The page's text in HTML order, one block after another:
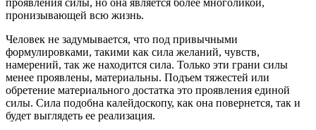
проявления силы, но она является более многоликой,
пронизывающей всю жизнь.
Человек не задумывается, что под привычными
формулировками, такими как сила желаний, чувств,
намерений, так же находится сила. Только эти грани силы
менее проявлены, материальны. Подъем тяжестей или
обретение материального достатка это проявления единой
силы. Сила подобна калейдоскопу, как она повернется, так и
будет выглядеть ее реализация.